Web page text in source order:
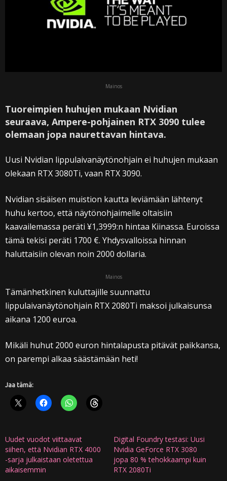
Mainos
Tuoreimpien huhujen mukaan Nvidian
seuraava, Ampere-pohjainen RTX 3090 tulee
olemaan jopa naurettavan hintava.
Uusi Nvidian lippulaivanäytönohjain ei huhujen mukaan
olekaan RTX 3080Ti, vaan RTX 3090.
Nvidian sisäisen muistion kautta leviämään lähtenyt
huhu kertoo, että näytönohjaimelle oltaisiin
kaavailemassa peräti ¥1,3999:n hintaa Kiinassa. Euroissa
tämä tekisi peräti 1700 €. Yhdysvalloissa hinnan
haluttaisiin olevan noin 2000 dollaria.
Mainos
Tämänhetkinen kuluttajille suunnattu
lippulaivanäytönohjain RTX 2080Ti maksoi julkaisunsa
aikana 1200 euroa.
Mikäli huhut 2000 euron hintalapusta pitävät paikkansa,
on parempi alkaa säästämään heti!
Jaa tämä:
Uudet vuodot viittaavat
siihen, että Nvidian RTX 4000
-sarja julkaistaan oletettua
aikaisemmin
Digital Foundry testasi: Uusi
Nvidia GeForce RTX 3080
jopa 80 % tehokkaampi kuin
RTX 2080Ti